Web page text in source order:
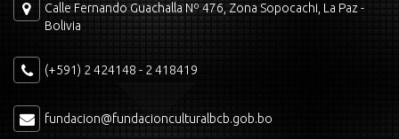
Calle Fernando Guachalla Nº 476, Zona Sopocachi, La Paz -
Bolivia
(+591) 2 424148 - 2 418419
fundacion@fundacionculturalbcb.gob.bo